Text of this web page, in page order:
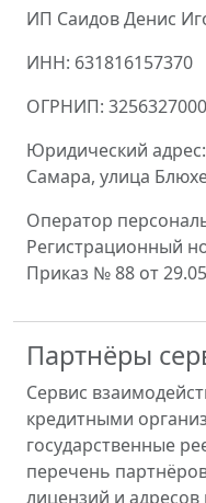
ИП Саидов Денис
ИНН: 631816157370
ОГРНИП:
Юридический адрес:
Самара, улица
Оператор
Регистрационный
Приказ № 88 от
Партнёры
Сервис
кредитными
государственные
перечень
лицензий и